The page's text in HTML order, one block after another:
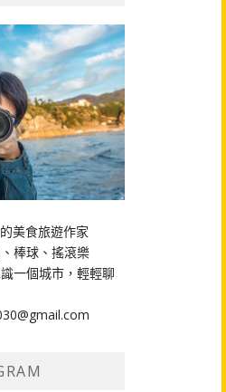
美食旅遊作家
棒球、搖滾樂
一個城市，輕輕聊